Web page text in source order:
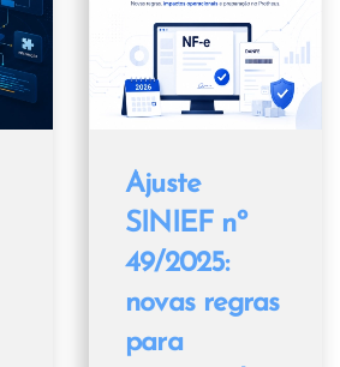
Ajuste
SINIEF nº
49/2025:
novas regras
para